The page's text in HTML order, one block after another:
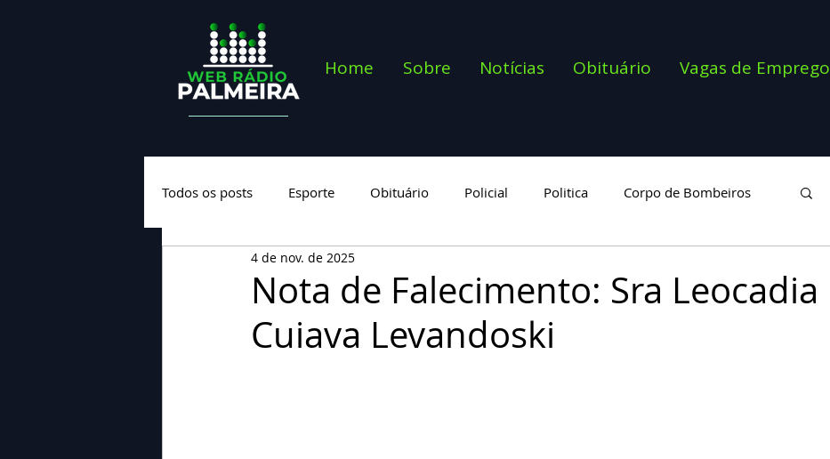
Home Sobre Notícias Obituário Vagas de Emprego
Todos os posts Esporte Obituário Policial Politica Corpo de Bombeiros
Geral Nova categoria
Nota de Falecimento: Sra Leocadia
Cuiava Levandoski
4 de nov. de 2025